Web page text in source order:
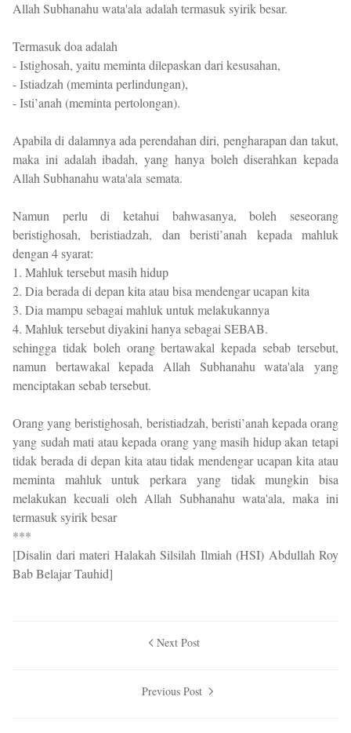
Allah Subhanahu wata'ala adalah termasuk syirik besar.
Termasuk doa adalah
- Istighosah, yaitu meminta dilepaskan dari kesusahan,
- Istiadzah (meminta perlindungan),
- Isti’anah (meminta pertolongan).
Apabila di dalamnya ada perendahan diri, pengharapan dan takut,
maka ini adalah ibadah, yang hanya boleh diserahkan kepada
Allah Subhanahu wata'ala semata.
Namun perlu di ketahui bahwasanya, boleh seseorang
beristighosah, beristiadzah, dan beristi’anah kepada mahluk
dengan 4 syarat:
1. Mahluk tersebut masih hidup
2. Dia berada di depan kita atau bisa mendengar ucapan kita
3. Dia mampu sebagai mahluk untuk melakukannya
4. Mahluk tersebut diyakini hanya sebagai SEBAB.
sehingga tidak boleh orang bertawakal kepada sebab tersebut,
namun bertawakal kepada Allah Subhanahu wata'ala yang
menciptakan sebab tersebut.
Orang yang beristighosah, beristiadzah, beristi’anah kepada orang
yang sudah mati atau kepada orang yang masih hidup akan tetapi
tidak berada di depan kita atau tidak mendengar ucapan kita atau
meminta mahluk untuk perkara yang tidak mungkin bisa
melakukan kecuali oleh Allah Subhanahu wata'ala, maka ini
termasuk syirik besar
***
[Disalin dari materi Halakah Silsilah Ilmiah (HSI) Abdullah Roy
Bab Belajar Tauhid]
Next Post
Previous Post